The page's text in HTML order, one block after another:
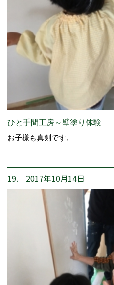
ひと手間工房～壁塗り体験
お子様も真剣です。
19. 2017年10月14日